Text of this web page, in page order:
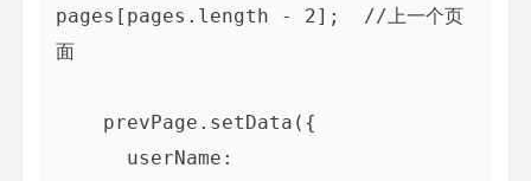
pages[pages.length - 2];  //上一个页
面